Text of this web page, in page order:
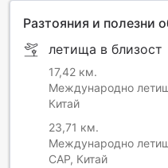
Разтояния и полезни
летища в близост
17,42 км.
Международно
Китай
23,71 км.
Международно
САР, Китай